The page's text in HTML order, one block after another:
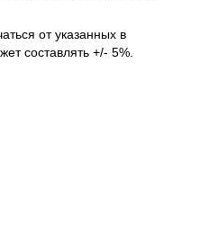
от указанных в
составлять +/- 5%.